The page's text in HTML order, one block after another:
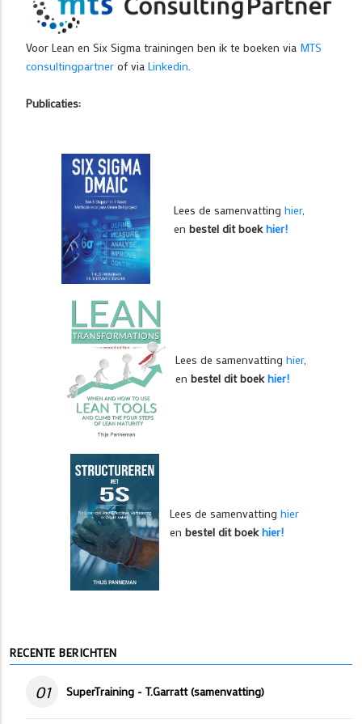
Voor Lean en Six Sigma trainingen ben ik te boeken via MTS
consultingpartner of via Linkedin.
Publicaties:
Lees de samenvatting hier,
en bestel dit boekhier!
Lees de samenvatting hier,
en bestel dit boekhier!
Lees de samenvatting hier
en bestel dit boekhier!
RECENTE BERICHTEN
01 SuperTraining - T.Garratt (samenvatting)